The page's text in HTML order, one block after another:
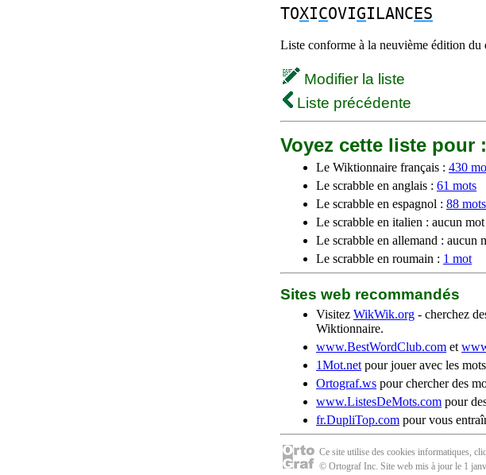
TOXICOVIGILANCES
Liste conforme à la neuvième édition
Modifier la liste
Liste précédente
Voyez cette liste pour :
Le Wiktionnaire français : 430
Le scrabble en anglais : 61 mots
Le scrabble en espagnol : 88 mots
Le scrabble en italien : aucun mot
Le scrabble en allemand : aucun
Le scrabble en roumain : 1 mot
Sites web recommandés
Visitez WikWik.org - cherchez
Wiktionnaire.
www.BestWordClub.com et
1Mot.net pour jouer avec les
Ortograf.ws pour chercher des
www.ListesDeMots.com pour
fr.DupliTop.com pour vous
Ce site utilise des cookies informatiques,
© Ortograf Inc. Site web mis à jour le 1